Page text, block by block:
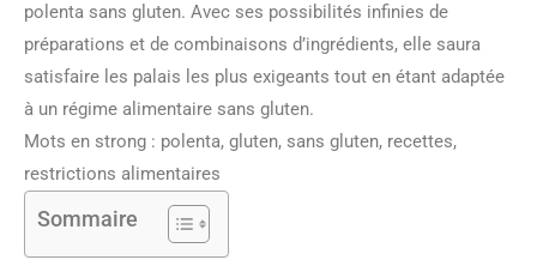
polenta sans gluten. Avec ses possibilités infinies de
préparations et de combinaisons d’ingrédients, elle saura
satisfaire les palais les plus exigeants tout en étant adaptée
à un régime alimentaire sans gluten.
Mots en strong : polenta, gluten, sans gluten, recettes,
restrictions alimentaires
Sommaire